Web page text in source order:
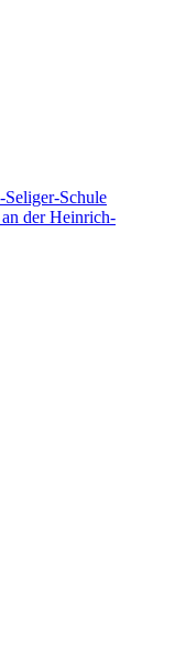
Schule
der Heinrich-